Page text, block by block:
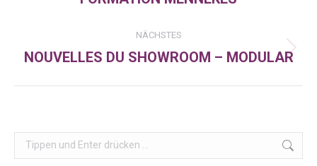
NÄCHSTES
Nächster
NOUVELLES DU SHOWROOM – MODULAR
Search: